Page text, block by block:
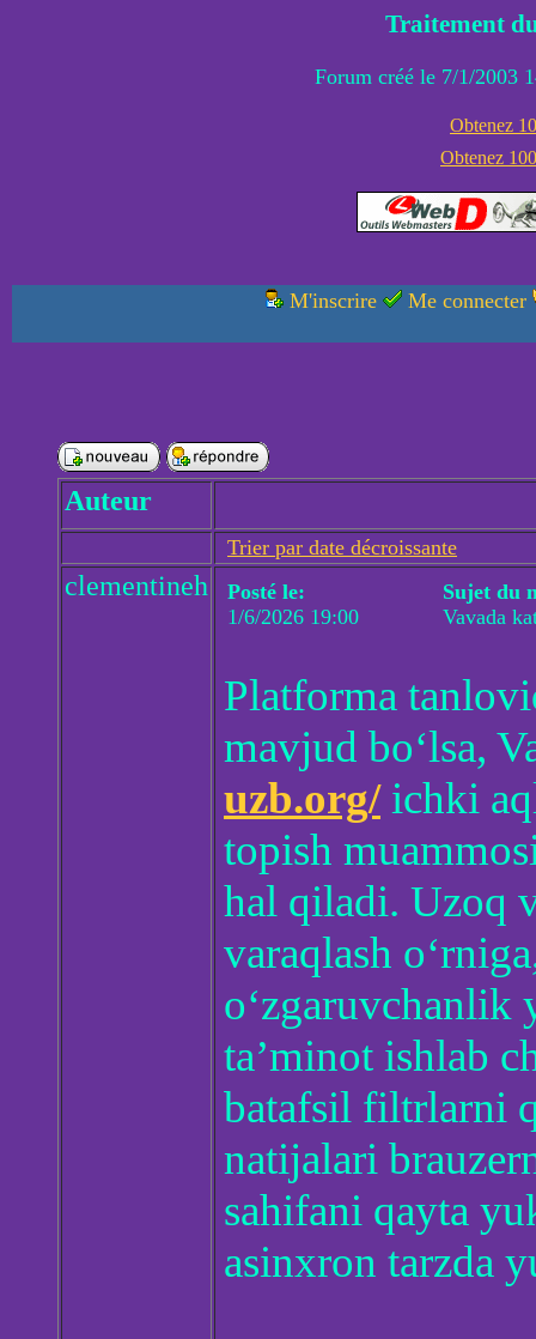
Traitement
Forum créé le 7/1/2003
Obtenez
Obtenez
M'inscrire Me connecter
Auteur
Trier par date décroissante
clementineh
Posté le:
1/6/2026 19:00
Sujet du
Vavada
Platforma
mavjud bo‘lsa,
uzb.org/ichki
topish
hal qiladi. Uzoq
varaqlash
o‘zgaruvchanlik
ta’minot ishlab
batafsil filtrlarni
natijalari
sahifani qayta
asinxron tarzda